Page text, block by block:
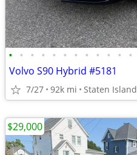
• • • • • • • • • • • •
Volvo S90 Hybrid #5181
7/27 92k mi Staten Island
$29,000